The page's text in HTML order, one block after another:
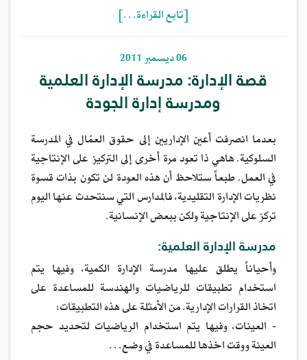
[تابع القراءة…]
06 ديسمبر 2011
قصة الإدارة: مدرسة الإدارة العلمية
ومدرسة إدارة الجودة
بعدما انصرفت أعين الإداريين إلى حقوق العمّال في المدرسة
السلوكية. هاهي ذا تعود مرة أخرى إلى التركيز على الإنتاجية
في العمل. طبعاً ستلاحظ أن هذه العودة لن تكون بذات قسوة
نظريات الإدارة التقليدية، فالمدارس التي سنتحدث عنها اليوم
تركز على الإنتاجية ولكن ببعض الإنسانية.
مدرسة الإدارة العلمية:
وأحياناً يطلق عليها مدرسة الإدارة الكمية، وفيها يتم
استخدام تطبيقات للرياضيات والهندسة للمساعدة على
اتخاذ القرارات الإدارية. من الأمثلة على هذه التطبيقات:
- العينات، وفيها يتم استخدام الرياضيات لتحديد حجم
العينة ووقت اخذها للمساعدة في وضع…